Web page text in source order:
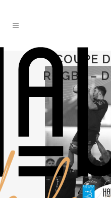
COUPE
RUGBY –